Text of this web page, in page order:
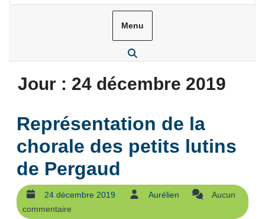
Menu
Jour : 24 décembre 2019
Représentation de la
chorale des petits lutins
de Pergaud
de
24 décembre 2019
24
Aurélien AurélienAucun
commentaire